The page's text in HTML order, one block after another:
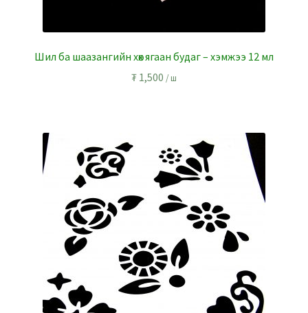
Шил ба шаазангийн хөх ягаан будаг – хэмжээ 12 мл
₮ 1,500 / ш